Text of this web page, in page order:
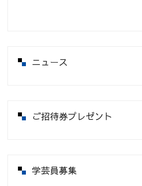
ニュース
ご招待券プレゼント
学芸員募集